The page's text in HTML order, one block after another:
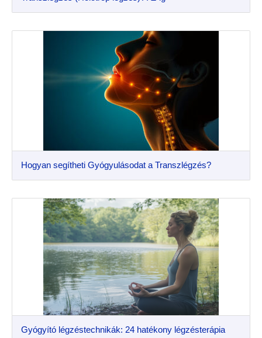
Hogyan segítheti Gyógyulásodat a Transzlégzés?
Gyógyító légzéstechnikák: 24 hatékony légzésterápia